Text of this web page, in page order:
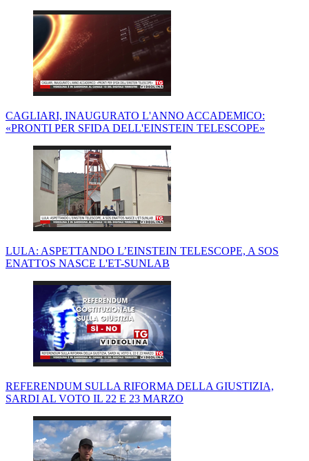
CAGLIARI, INAUGURATO L'ANNO ACCADEMICO:
«PRONTI PER SFIDA DELL'EINSTEIN TELESCOPE»
LULA: ASPETTANDO L’EINSTEIN TELESCOPE, A SOS
ENATTOS NASCE L'ET-SUNLAB
REFERENDUM SULLA RIFORMA DELLA GIUSTIZIA,
SARDI AL VOTO IL 22 E 23 MARZO